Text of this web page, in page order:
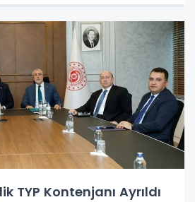
TYP Kontenjanı Ayrıldı